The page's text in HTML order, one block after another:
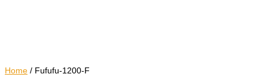
Home / Fufufu-1200-F